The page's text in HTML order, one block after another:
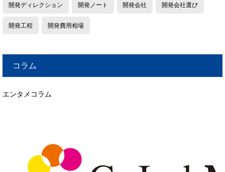
開発ディレクション 開発ノート 開発会社 開発会社選び
開発工程 開発費用相場
コラム
エンタメコラム